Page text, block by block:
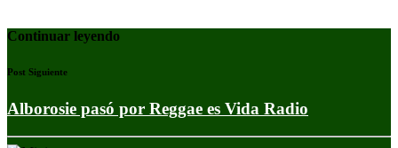
Continuar leyendo
Post Siguiente
Alborosie pasó por Reggae es Vida Radio